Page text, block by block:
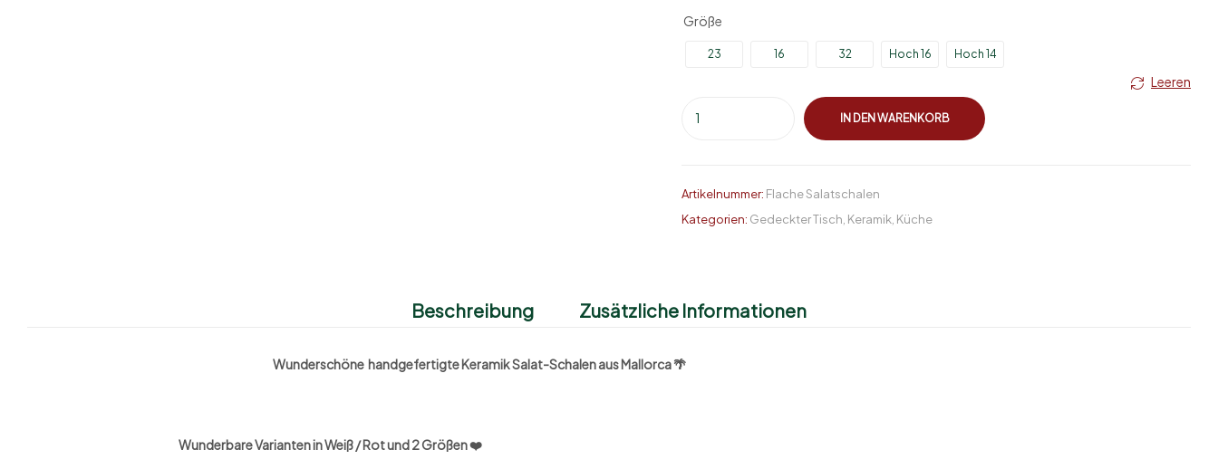
Größe
23 16 32 Hoch 16 Hoch 14
Leeren
IN DEN WARENKORB
Artikelnummer: Flache Salatschalen
Kategorien: Gedeckter Tisch Keramik Küche
Beschreibung Zusätzliche Informationen
Wunderschöne handgefertigte Keramik Salat-Schalen aus Mallorca 🌴
Wunderbare Varianten in Weiß / Rot und 2 Größen ❤️